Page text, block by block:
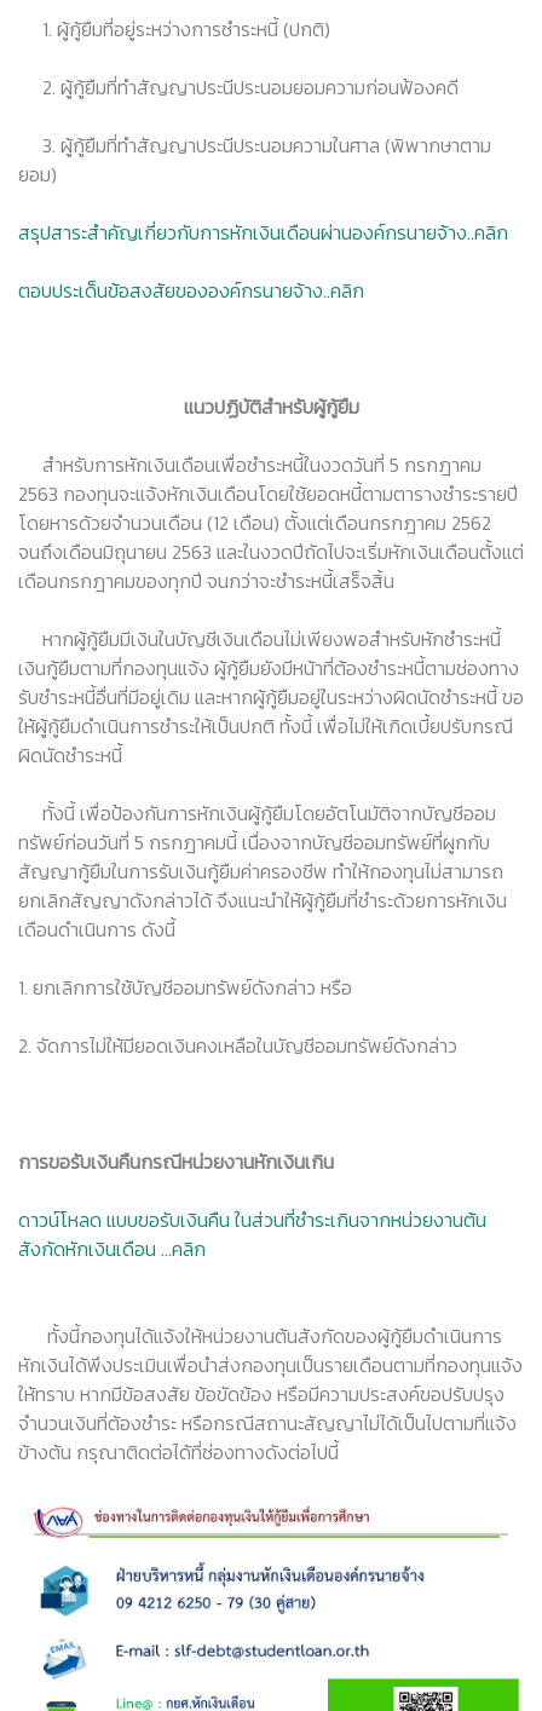
1. ผู้กู้ยืมที่อยู่ระหว่างการชำระหนี้ (ปกติ)
2. ผู้กู้ยืมที่ทำสัญญาประนีประนอมยอมความก่อนฟ้องคดี
3. ผู้กู้ยืมที่ทำสัญญาประนีประนอมความในศาล (พิพากษาตาม
ยอม)
สรุปสาระสำคัญเกี่ยวกับการหักเงินเดือนผ่านองค์กรนายจ้าง..คลิก
ตอบประเด็นข้อสงสัยขององค์กรนายจ้าง..คลิก
แนวปฏิบัติสำหรับผู้กู้ยืม
สำหรับการหักเงินเดือนเพื่อชำระหนี้ในงวดวันที่ 5 กรกฎาคม
2563 กองทุนจะแจ้งหักเงินเดือนโดยใช้ยอดหนี้ตามตารางชำระรายปี
โดยหารด้วยจำนวนเดือน (12 เดือน) ตั้งแต่เดือนกรกฎาคม 2562
จนถึงเดือนมิถุนายน 2563 และในงวดปีถัดไปจะเริ่มหักเงินเดือนตั้งแต่
เดือนกรกฎาคมของทุกปี จนกว่าจะชำระหนี้เสร็จสิ้น
หากผู้กู้ยืมมีเงินในบัญชีเงินเดือนไม่เพียงพอสำหรับหักชำระหนี้
เงินกู้ยืมตามที่กองทุนแจ้ง ผู้กู้ยืมยังมีหน้าที่ต้องชำระหนี้ตามช่องทาง
รับชำระหนี้อื่นที่มีอยู่เดิม และหากผู้กู้ยืมอยู่ในระหว่างผิดนัดชำระหนี้ ขอ
ให้ผู้กู้ยืมดำเนินการชำระให้เป็นปกติ ทั้งนี้ เพื่อไม่ให้เกิดเบี้ยปรับกรณี
ผิดนัดชำระหนี้
ทั้งนี้ เพื่อป้องกันการหักเงินผู้กู้ยืมโดยอัตโนมัติจากบัญชีออม
ทรัพย์ก่อนวันที่ 5 กรกฎาคมนี้ เนื่องจากบัญชีออมทรัพย์ที่ผูกกับ
สัญญากู้ยืมในการรับเงินกู้ยืมค่าครองชีพ ทำให้กองทุนไม่สามารถ
ยกเลิกสัญญาดังกล่าวได้ จึงแนะนำให้ผู้กู้ยืมที่ชำระด้วยการหักเงิน
เดือนดำเนินการ ดังนี้
1. ยกเลิกการใช้บัญชีออมทรัพย์ดังกล่าว หรือ
2. จัดการไม่ให้มียอดเงินคงเหลือในบัญชีออมทรัพย์ดังกล่าว
การขอรับเงินคืนกรณีหน่วยงานหักเงินเกิน
ดาวน์โหลด แบบขอรับเงินคืน ในส่วนที่ชำระเกินจากหน่วยงานต้น
สังกัดหักเงินเดือน ...คลิก
ทั้งนี้กองทุนได้แจ้งให้หน่วยงานต้นสังกัดของผู้กู้ยืมดำเนินการ
หักเงินได้พึงประเมินเพื่อนำส่งกองทุนเป็นรายเดือนตามที่กองทุนแจ้ง
ให้ทราบ หากมีข้อสงสัย ข้อขัดข้อง หรือมีความประสงค์ขอปรับปรุง
จำนวนเงินที่ต้องชำระ หรือกรณีสถานะสัญญาไม่ได้เป็นไปตามที่แจ้ง
ข้างต้น กรุณาติดต่อได้ที่ช่องทางดังต่อไปนี้